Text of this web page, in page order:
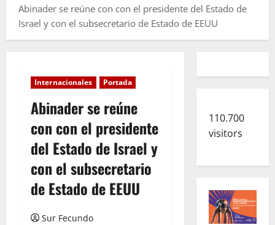
Abinader se reúne con con el presidente del Estado de
Israel y con el subsecretario de Estado de EEUU
Internacionales Portada
Abinader se reúne
con con el presidente
del Estado de Israel y
con el subsecretario
de Estado de EEUU
Sur Fecundo
110.700
visitors